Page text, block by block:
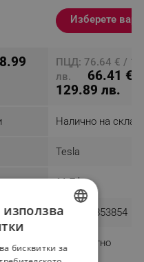
Изберете
ПЦД: 76.64 € /
лв.
66.41 € /
129.89 лв.
Налично на склад
Tesla
11.7 kg
8606018853854
Стандартно
използва
бисквитки за